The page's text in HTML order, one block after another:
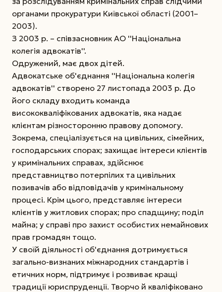
органами прокуратури Київської області (2001–
2003).
З 2003 р. – співзасновник АО ''Національна
колегія адвокатів''.
Одружений, має двох дітей.
Адвокатське об'єднання ''Національна колегія
адвокатів'' створено 27 листопада 2003 р. До
його складу входить команда
висококваліфікованих адвокатів, яка надає
клієнтам різносторонню правову допомогу.
Зокрема, спеціалізується на цивільних, сімейних,
господарських спорах; захищає інтереси клієнтів
у кримінальних справах, здійснює
представництво потерпілих та цивільних
позивачів або відповідачів у кримінальному
процесі. Крім цього, представляє інтереси
клієнтів у житлових спорах; про спадщину; поділ
майна; у справі про захист особистих немайнових
прав громадян тощо.
У своїй діяльності об'єднання дотримується
загально-визнаних міжнародних стандартів і
етичних норм, підтримує і розвиває кращі
традиції юриспруденції. Творчо й кваліфіковано